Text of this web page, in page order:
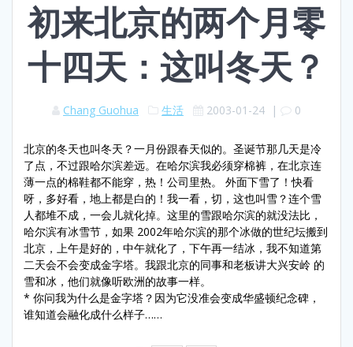
初来北京的两个月零
十四天：这叫冬天？
Chang Guohua 生活 2003-01-24 | 0
北京的冬天也叫冬天？一月份跟春天似的。圣诞节那几天是冷
了点，不过跟哈尔滨差远。在哈尔滨我必须穿棉裤，在北京连
薄一点的棉鞋都不能穿，热！公司里热。 外面下雪了！快看
呀，多好看，地上都是白的！我一看，切，这也叫雪？连个雪
人都堆不成，一会儿就化掉。这里的雪跟哈尔滨的就没法比，
哈尔滨有冰雪节，如果 2002年哈尔滨的那个冰做的世纪坛搬到
北京，上午是好的，中午就化了，下午再一结冰，我不知道第
二天会不会变成金字塔。我跟北京的同事和老板讲大兴安岭 的
雪和冰，他们就像听欧洲的故事一样。
* 你问我为什么是金字塔？因为它没准会变成华盛顿纪念碑，
谁知道会融化成什么样子……